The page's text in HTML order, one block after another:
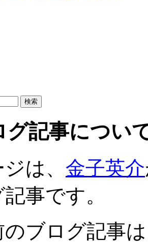
グ記事につい
は、 金子英介
事です。
ブログ記事